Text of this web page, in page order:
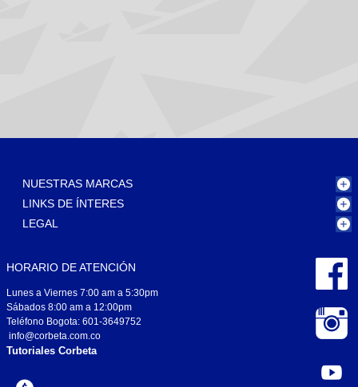
NUESTRAS MARCAS
LINKS DE ÍNTERES
LEGAL
HORARIO DE ATENCIÓN
Lunes a Viernes 7:00 am a 5:30pm
Sábados 8:00 am a 12:00pm
Teléfono Bogota: 601-3649752
info@corbeta.com.co
Tutoriales Corbeta